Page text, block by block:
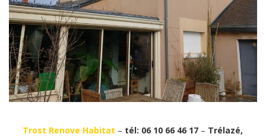
Trost Renove Habitat – tél: 06 10 66 46 17 – Trélazé,